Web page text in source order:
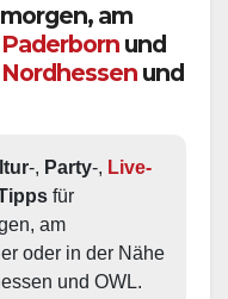
am
Paderborn und
und
-, Party-, Live-
am
oder in der Nähe
und OWL.